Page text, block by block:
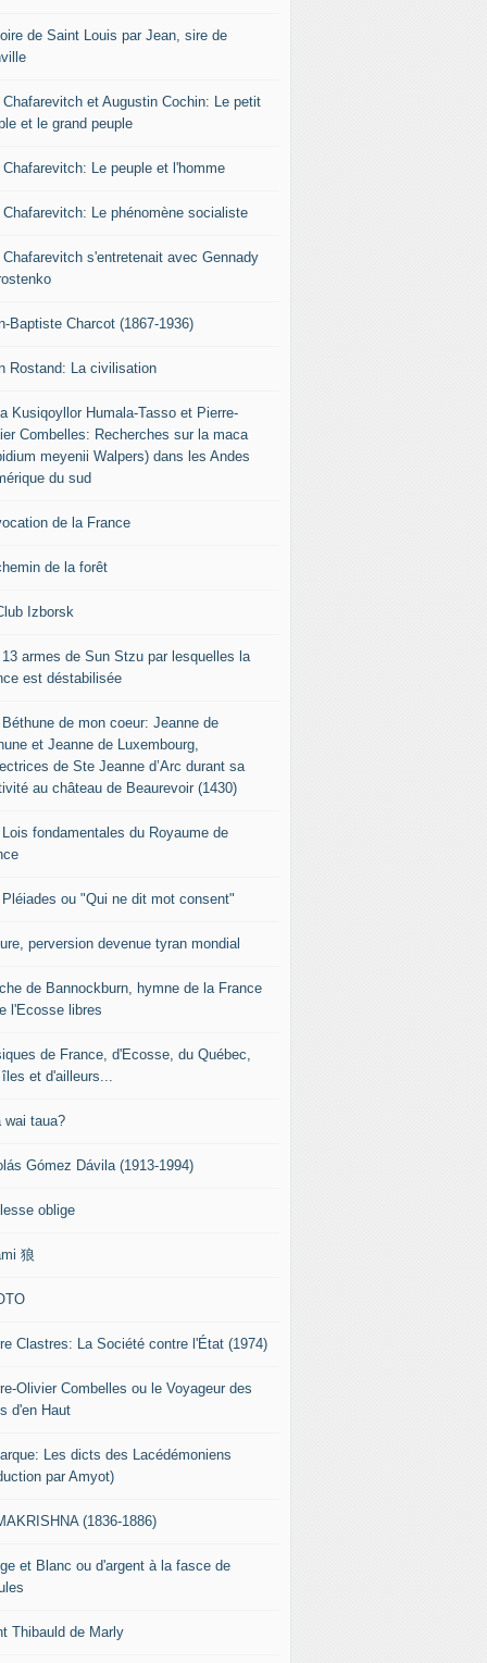
de Saint Louis par Jean, sire de
Chafarevitch et Augustin Cochin: Le petit
et le grand peuple
Chafarevitch: Le peuple et l'homme
Chafarevitch: Le phénomène socialiste
Chafarevitch s'entretenait avec Gennady
Baptiste Charcot (1867-1936)
Rostand: La civilisation
Kusiqoyllor Humala-Tasso et Pierre-
Combelles: Recherches sur la maca
meyenii Walpers) dans les Andes
du sud
de la France
de la forêt
Izborsk
13 armes de Sun Stzu par lesquelles la
est déstabilisée
de mon coeur: Jeanne de
et Jeanne de Luxembourg,
de Ste Jeanne d’Arc durant sa
au château de Beaurevoir (1430)
fondamentales du Royaume de
Pléiades ou "Qui ne dit mot consent"
perversion devenue tyran mondial
de Bannockburn, hymne de la France
l'Ecosse libres
de France, d'Ecosse, du Québec,
et d'ailleurs...
wai taua?
Gómez Dávila (1913-1994)
oblige
狼
Clastres: La Société contre l'État (1974)
Olivier Combelles ou le Voyageur des
d'en Haut
Les dicts des Lacédémoniens
par Amyot)
(1836-1886)
et Blanc ou d'argent à la fasce de
Thibauld de Marly